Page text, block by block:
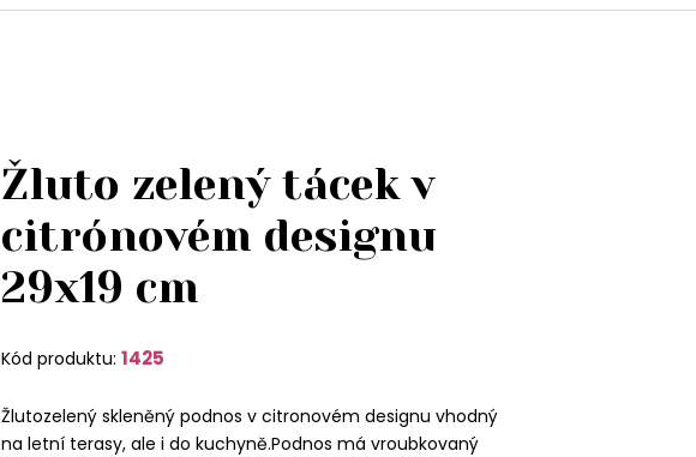
Žluto zelený tácek v
citrónovém designu
29x19 cm
Kód produktu: 1425
Žlutozelený skleněný podnos v citronovém designu vhodný
na letní terasy, ale i do kuchyně.Podnos má vroubkovaný